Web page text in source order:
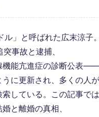
ル」と呼ばれた広末涼子
事故と逮捕、
機能亢進症の診断公表――
に更新され、多くの人
している。この記事で
と離婚の真相、